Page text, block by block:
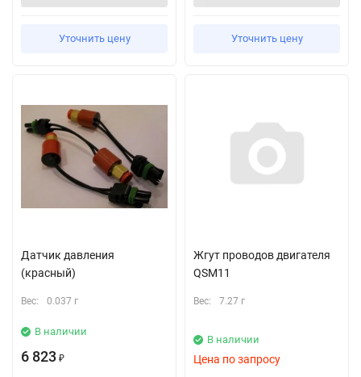
Уточнить цену Уточнить цену
Датчик давления
(красный)
Вес: 0.037 г
В наличии
6 823 ₽
Жгут проводов двигателя
QSM11
Вес: 7.27 г
В наличии
Цена по запросу